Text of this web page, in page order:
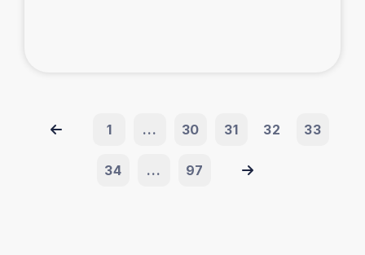
1 ... 30 31 32 33
34 ... 97